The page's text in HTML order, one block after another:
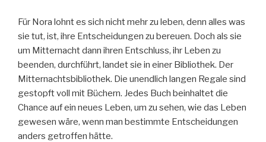
Für Nora lohnt es sich nicht mehr zu leben, denn alles was
sie tut, ist, ihre Entscheidungen zu bereuen. Doch als sie
um Mitternacht dann ihren Entschluss, ihr Leben zu
beenden, durchführt, landet sie in einer Bibliothek. Der
Mitternachtsbibliothek. Die unendlich langen Regale sind
gestopft voll mit Büchern. Jedes Buch beinhaltet die
Chance auf ein neues Leben, um zu sehen, wie das Leben
gewesen wäre, wenn man bestimmte Entscheidungen
anders getroffen hätte.